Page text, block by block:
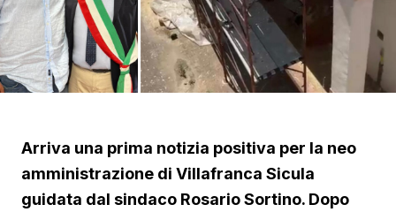
Arriva una prima notizia positiva per la neo
amministrazione di Villafranca Sicula
guidata dal sindaco Rosario Sortino. Dopo